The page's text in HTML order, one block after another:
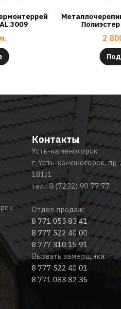
3009
2
Контакты
Усть-каменогорск
г. Усть-каменогорск, пр.
181/1
тел.:8 (7232) 90 77 77
Отдел продаж:
8 771 055 83 41
8 777 522 40 00
8 777 310 15 91
Вызвать замерщика:
8 777 522 40 01
8 771 083 82 35